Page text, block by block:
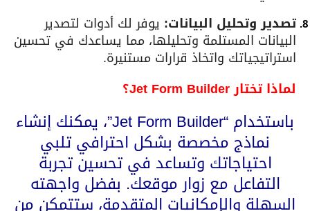
تصدير وتحليل البيانات: يوفر لك أدوات لتصدير
البيانات المستلمة وتحليلها، مما يساعدك في تحسين
استراتيجياتك واتخاذ قرارات مستنيرة.
لماذا تختار Jet Form Builder؟
باستخدام “Jet Form Builder”، يمكنك إنشاء
نماذج مخصصة بشكل احترافي تلبي
احتياجاتك وتساعد في تحسين تجربة
التفاعل مع زوار موقعك. بفضل واجهته
السهلة والإمكانيات المتقدمة، ستتمكن من